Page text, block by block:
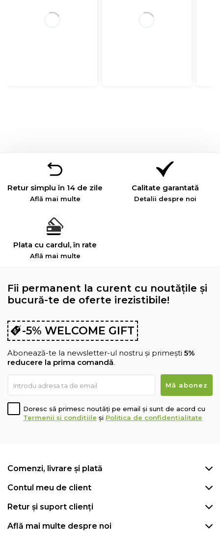
Retur simplu în 14 de zile
Află mai multe
Calitate garantată
Detalii despre noi
Plata cu cardul, în rate
Află mai multe
Fii permanent la curent cu noutățile și
bucură-te de oferte irezistibile!
-5% WELCOME GIFT
Abonează-te la newsletter-ul nostru și primești 5%
reducere la prima comandă.
Doresc să primesc noutăți pe email și sunt de acord cu
Termenii și condițiile și Politica de confidențialitate
Comenzi, livrare și plată
Contul meu de client
Retur și suport clienți
Află mai multe despre noi